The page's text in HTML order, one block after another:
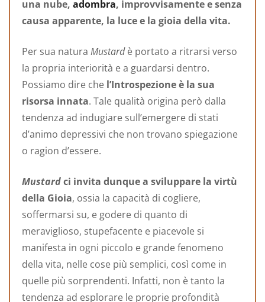
una nube, adombra, improvvisamente e senza
causa apparente, la luce e la gioia della vita.
Per sua natura Mustardè portato a ritrarsi verso
la propria interiorità e a guardarsi dentro.
Possiamo dire che l’Introspezione è la sua
risorsa innata. Tale qualità origina però dalla
tendenza ad indugiare sull’emergere di stati
d’animo depressivi che non trovano spiegazione
o ragion d’essere.
Mustardci invita dunque a sviluppare la virtù
della Gioia, ossia la capacità di cogliere,
soffermarsi su, e godere di quanto di
meraviglioso, stupefacente e piacevole si
manifesta in ogni piccolo e grande fenomeno
della vita, nelle cose più semplici, così come in
quelle più sorprendenti. Infatti, non è tanto la
tendenza ad esplorare le proprie profondità